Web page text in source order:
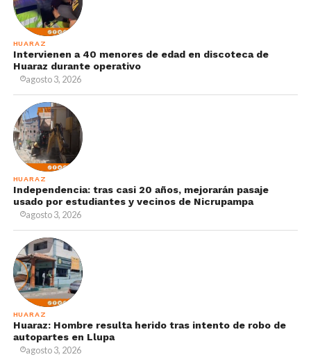
HUARAZ
Intervienen a 40 menores de edad en discoteca de
Huaraz durante operativo
agosto 3, 2026
HUARAZ
Independencia: tras casi 20 años, mejorarán pasaje
usado por estudiantes y vecinos de Nicrupampa
agosto 3, 2026
HUARAZ
Huaraz: Hombre resulta herido tras intento de robo de
autopartes en Llupa
agosto 3, 2026